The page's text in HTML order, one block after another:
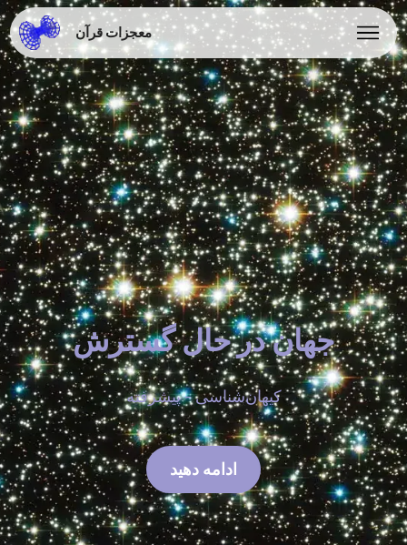
معجزات قرآن
جهان در حال گسترش
کیهان‌شناسی - پیشرفته
ادامه دهید